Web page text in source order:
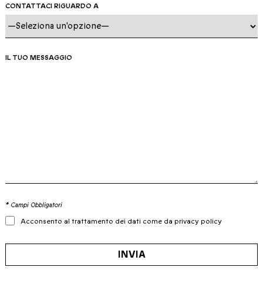
CONTATTACI RIGUARDO A
IL TUO MESSAGGIO
* Campi Obbligatori
Acconsento al trattamento dei dati come da privacy policy
INVIA